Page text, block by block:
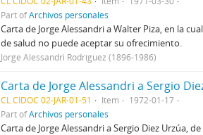
Part ofArchivos personales
Carta de Jorge Alessandri a Walter Piza, en la
de salud no puede aceptar su ofrecimiento.
Jorge Alessandri Rodríguez (1896-1986)
Carta de Jorge Alessandri a Sergio
CL CIDOC 02-JAR-01-51 Item
1972-01-17
Part ofArchivos personales
Carta de Jorge Alessandri a Sergio Diez Urzúa,